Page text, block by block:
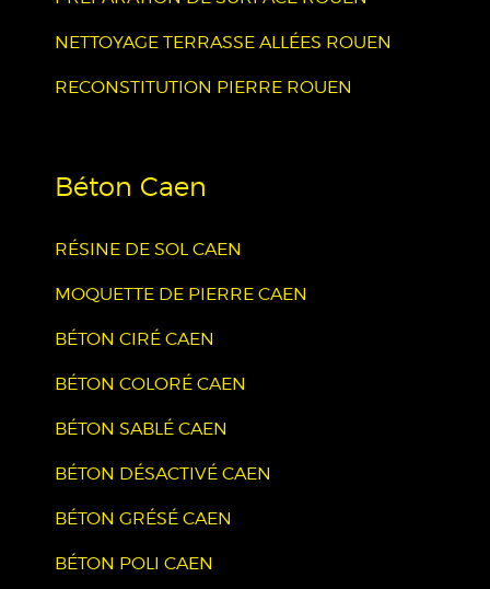
NETTOYAGE TERRASSE ALLÉES ROUEN
RECONSTITUTION PIERRE ROUEN
Béton Caen
RÉSINE DE SOL CAEN
MOQUETTE DE PIERRE CAEN
BÉTON CIRÉ CAEN
BÉTON COLORÉ CAEN
BÉTON SABLÉ CAEN
BÉTON DÉSACTIVÉ CAEN
BÉTON GRÉSÉ CAEN
BÉTON POLI CAEN